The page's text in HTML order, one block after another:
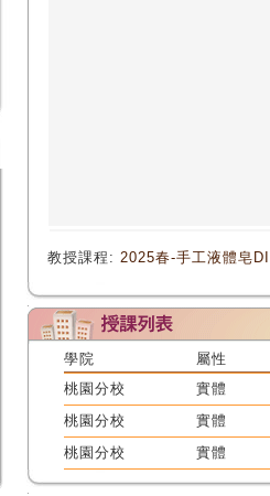
教授課程: 2025春-手工液體皂
學院 屬性
桃園分校
實體
桃園分校
實體
桃園分校
實體